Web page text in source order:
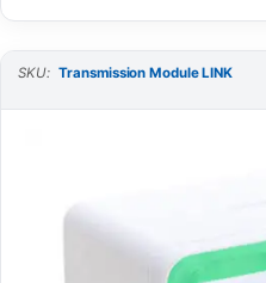
SKU: Transmission Module LINK